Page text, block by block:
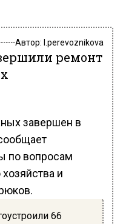
Автор: l.perevoznikova
ремонт
завершен в
по вопросам
и
66